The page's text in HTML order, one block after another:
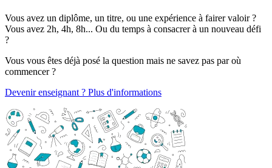
Vous avez un diplôme, un titre, ou une expérience à fairer valoir ?
Vous avez 2h, 4h, 8h... Ou du temps à consacrer à un nouveau défi
?
Vous vous êtes déjà posé la question mais ne savez pas par où
commencer ?
Devenir enseignant ? Plus d'informations